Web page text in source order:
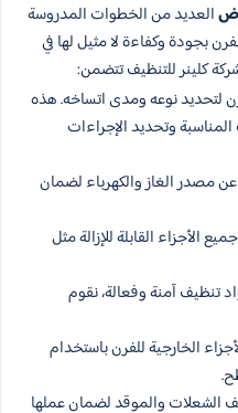
العديد من الخطوات المدروسة
بجودة وكفاءة لا مثيل لها في
كلينر للتنظيف تتضمن:
لتحديد نوعه ومدى اتساخه. هذه
وتحديد الإجراءات
مصدر الغاز والكهرباء لضمان
الأجزاء القابلة للإزالة مثل
تنظيف آمنة وفعالة، نقوم
الخارجية للفرن باستخدام
الشعلات والموقد لضمان عملها